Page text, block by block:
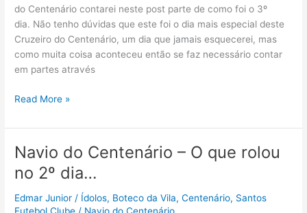
***Grande
Final
do
Quiz
do
do Centenário contarei neste post parte de como foi o 3º
dia. Não tenho dúvidas que este foi o dia mais especial deste
Cruzeiro do Centenário, um dia que jamais esquecerei, mas
como muita coisa aconteceu então se faz necessário contar
em partes através
Navio
Centenário
–
3º
Dia
Parte
Read More »
Navio do Centenário – O que rolou
no 2º dia…
Edmar Junior/ Ídolos, Boteco da Vila,Centenário, Santos